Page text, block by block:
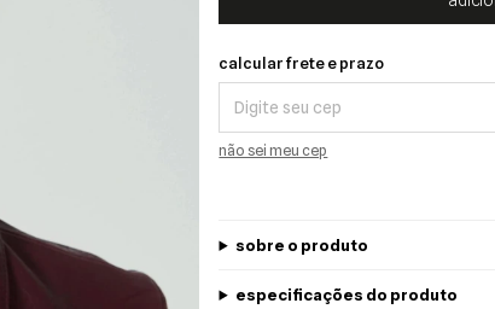
Calcular frete e prazo
calcular frete e prazo
não sei meu cep
sobre o produto
especificações do produto